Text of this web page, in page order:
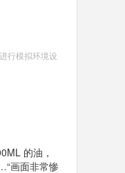
行模拟环境设
的油，
画面非常惨